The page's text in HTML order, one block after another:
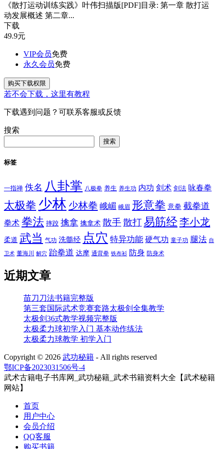
《散打运动训练实践》叶伟扫描版[PDF]目录: 第一章 散打运
动发展概述 第二章...
下载
49.9元
VIP会员免费
永久会员免费
购买下载权限
若不会下载，这里有教程
下载遇到问题？可联系客服或反馈
搜索
搜索
标签
一指禅 佚名 八卦掌 八极拳 养生 养生功 内功 剑术 剑法 咏春拳
太极拳 少林 少林拳 峨嵋 峨眉 形意拳 意拳 截拳道
拳术 拳法 摔跤 擒拿 擒拿术 散手散打易筋经李小龙
柔道 武当 气功 洗髓经 点穴 特异功能 硬气功 童子功 腿法 自
卫术 董海川 解穴 跆拳道 达摩 通背拳 铁布衫 防身 防身术
近期文章
苗刀刀法书籍完整版
第三套国际武术竞赛套路太极剑全集教学
太极剑36式教学视频完整版
太极柔力球初学入门 基本动作练法
太极柔力球教学 初学入门
Copyright © 2026 武功秘籍 - All rights reserved
鄂ICP备2023031506号-4
武术古籍电子书库网_武功秘籍_武术书籍资料大全【武术秘籍
网站】
首页
用户中心
会员介绍
QQ客服
购买书籍